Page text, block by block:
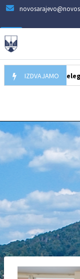
IZDVAJAMO
Delegacija